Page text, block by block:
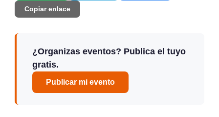
Copiar enlace
¿Organizas eventos? Publica el tuyo
gratis.
Publicar mi evento